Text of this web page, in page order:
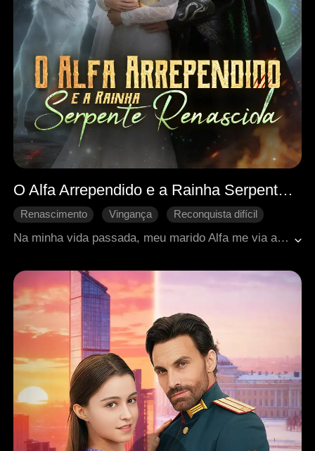
O Alfa Arrependido e a Rainha Serpente Renascida
Renascimento Vingança
Reconquista difícil
Na minha vida passada, meu marido Alfa me via apenas como um objeto. Traída, abandonada e morta durante um incêndio, ele salvou outra mulher em vez de mim. Reencarnada na Cerimônia de União, vejo minha irmã roubar meu noivo enquanto sou ridicularizada pela alcateia. Ignorando tudo, escolho Dracos, o Rei das Serpentes, o único que me salvou das chamas. "Eu escolho você." Eles pensam que estou derrotada, mas minha vingança está apenas começando.